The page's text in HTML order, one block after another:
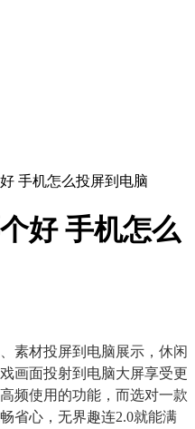
手机怎么投屏到电脑
好 手机怎么
素材投屏到电脑展示，休闲
画面投射到电脑大屏享受更
频使用的功能，而选对一款
省心，无界趣连2.0就能满